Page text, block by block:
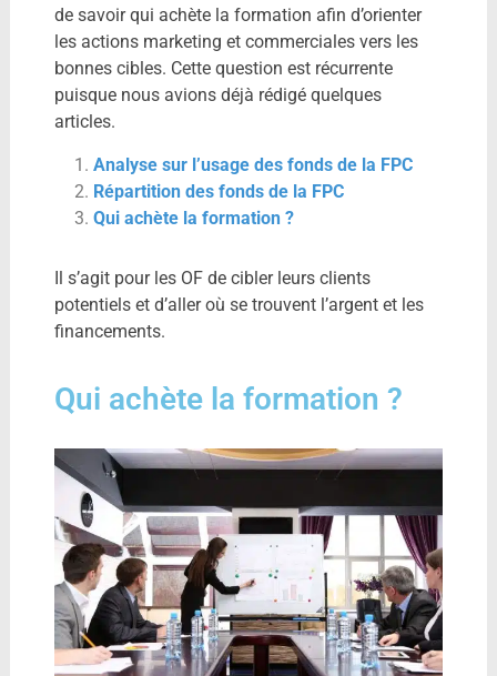
de savoir qui achète la formation afin d’orienter
les actions marketing et commerciales vers les
bonnes cibles. Cette question est récurrente
puisque nous avions déjà rédigé quelques
articles.
Analyse sur l’usage des fonds de la FPC
Répartition des fonds de la FPC
Qui achète la formation ?
Il s’agit pour les OF de cibler leurs clients
potentiels et d’aller où se trouvent l’argent et les
financements.
Qui achète la formation ?